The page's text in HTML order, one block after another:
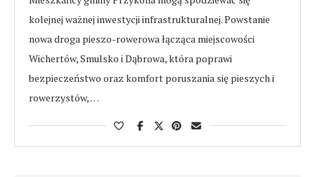
kolejnej ważnej inwestycji infrastrukturalnej. Powstanie
nowa droga pieszo-rowerowa łącząca miejscowości
Wichertów, Smulsko i Dąbrowa, która poprawi
bezpieczeństwo oraz komfort poruszania się pieszych i
rowerzystów, …